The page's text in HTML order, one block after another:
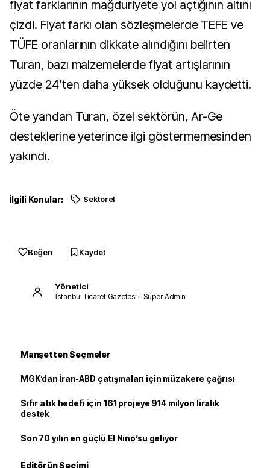
fiyat farklarının mağduriyete yol açtığının altını
çizdi. Fiyat farkı olan sözleşmelerde TEFE ve
TÜFE oranlarının dikkate alındığını belirten
Turan, bazı malzemelerde fiyat artışlarının
yüzde 24’ten daha yüksek olduğunu kaydetti.
Öte yandan Turan, özel sektörün, Ar-Ge
desteklerine yeterince ilgi göstermemesinden
yakındı.
İlgili Konular: Sektörel
Beğen Kaydet
Yönetici
İstanbul Ticaret Gazetesi – Süper Admin
Manşetten Seçmeler
MGK’dan İran-ABD çatışmaları için müzakere çağrısı
Sıfır atık hedefi için 161 projeye 914 milyon liralık
destek
Son 70 yılın en güçlü El Nino’su geliyor
Editörün Seçimi